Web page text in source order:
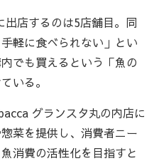
店するのは5店舗目。同
軽に食べられない」とい
でも買えるという「魚の
いる。
グランスタ丸の内店に
菜を提供し、消費者ニー
消費の活性化を目指すと